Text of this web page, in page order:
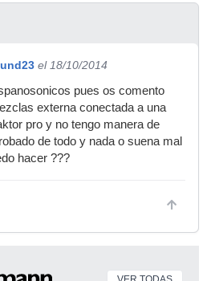
el 18/10/2014
pues os comento
externa conectada a una
pro y no tengo manera de
de todo y nada o suena mal
hacer ???